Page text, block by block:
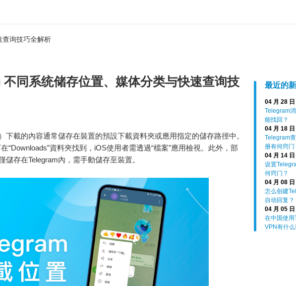
查询技巧全解析
最近的
04 月 28 日
Telegram
能找回？
04 月 18 日
Telegram
册有何窍门
04 月 14 日
设置
何窍门？
04 月 08 日
怎么创建
自动回复？
04 月 05 日
在中国使
VPN有什么
同系统储存位置、媒体分类与快速查询技
下載的內容通常儲存在裝置的預設下載資料夾或應用指定的儲存路徑中。
“Downloads”資料夾找到，iOS使用者需透過“檔案”應用檢視。此外，部
儲存在Telegram內，需手動儲存至裝置。